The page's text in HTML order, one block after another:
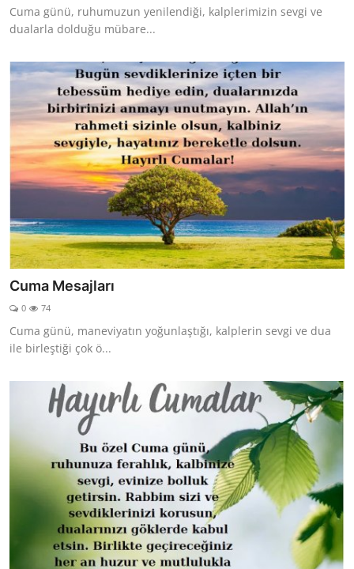
Cuma günü, ruhumuzun yenilendiği, kalplerimizin sevgi ve
dualarla dolduğu mübare...
Cuma Mesajları
0 74
Cuma günü, maneviyatın yoğunlaştığı, kalplerin sevgi ve dua
ile birleştiği çok ö...